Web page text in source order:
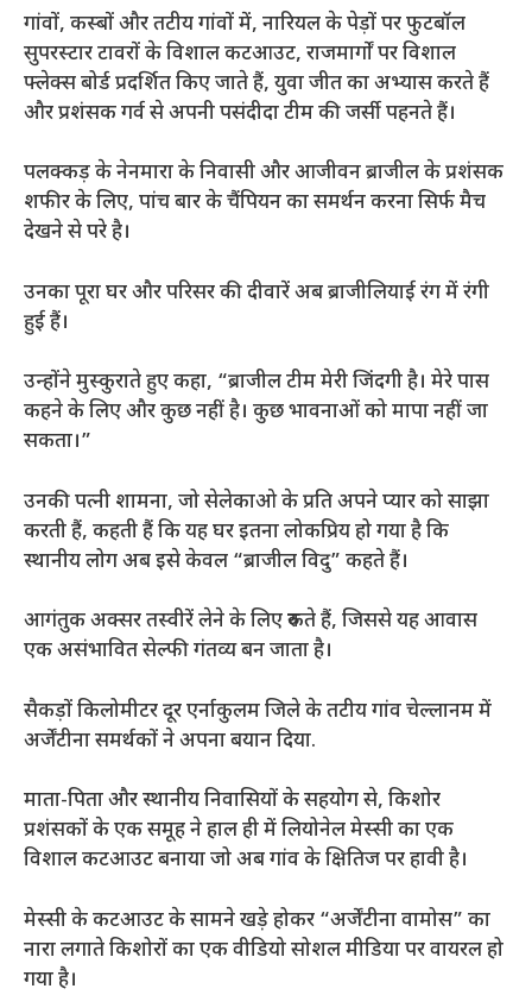
गांवों, कस्बों और तटीय गांवों में, नारियल के पेड़ों पर फुटबॉल
सुपरस्टार टावरों के विशाल कटआउट, राजमार्गों पर विशाल
फ्लेक्स बोर्ड प्रदर्शित किए जाते हैं, युवा जीत का अभ्यास करते हैं
और प्रशंसक गर्व से अपनी पसंदीदा टीम की जर्सी पहनते हैं।
पलक्कड़ के नेनमारा के निवासी और आजीवन ब्राजील के प्रशंसक
शफीर के लिए, पांच बार के चैंपियन का समर्थन करना सिर्फ मैच
देखने से परे है।
उनका पूरा घर और परिसर की दीवारें अब ब्राजीलियाई रंग में रंगी
हुई हैं।
उन्होंने मुस्कुराते हुए कहा, “ब्राजील टीम मेरी जिंदगी है। मेरे पास
कहने के लिए और कुछ नहीं है। कुछ भावनाओं को मापा नहीं जा
सकता।”
उनकी पत्नी शामना, जो सेलेकाओ के प्रति अपने प्यार को साझा
करती हैं, कहती हैं कि यह घर इतना लोकप्रिय हो गया है कि
स्थानीय लोग अब इसे केवल “ब्राजील विदु” कहते हैं।
आगंतुक अक्सर तस्वीरें लेने के लिए रुकते हैं, जिससे यह आवास
एक असंभावित सेल्फी गंतव्य बन जाता है।
सैकड़ों किलोमीटर दूर एर्नाकुलम जिले के तटीय गांव चेल्लानम में
अर्जेंटीना समर्थकों ने अपना बयान दिया.
माता-पिता और स्थानीय निवासियों के सहयोग से, किशोर
प्रशंसकों के एक समूह ने हाल ही में लियोनेल मेस्सी का एक
विशाल कटआउट बनाया जो अब गांव के क्षितिज पर हावी है।
मेस्सी के कटआउट के सामने खड़े होकर “अर्जेंटीना वामोस” का
नारा लगाते किशोरों का एक वीडियो सोशल मीडिया पर वायरल हो
गया है।